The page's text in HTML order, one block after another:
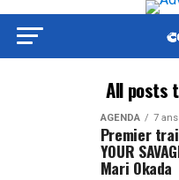
All posts
AGENDA 7
Premier
YOUR
Mari Okada